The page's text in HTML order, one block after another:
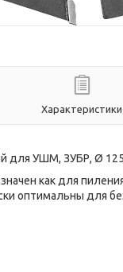
Характеристики
для УШМ, ЗУБР, Ø
как для
для